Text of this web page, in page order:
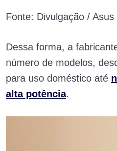
Fonte: Divulgação / Asus
Dessa forma, a
número de modelos,
para uso doméstico até
alta potência.